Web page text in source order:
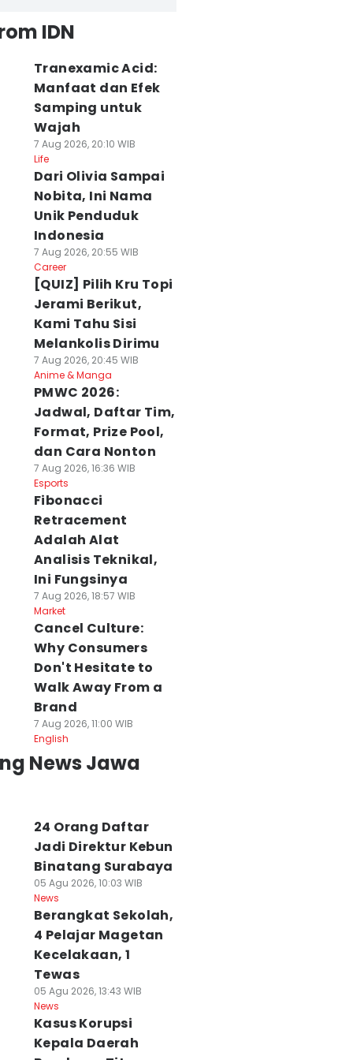
IDN
Tranexamic Acid:
Manfaat dan Efek
Samping untuk
Wajah
7 Aug 2026, 20:10 WIB
Life
Dari Olivia Sampai
Nobita, Ini Nama
Unik Penduduk
Indonesia
7 Aug 2026, 20:55 WIB
Career
[QUIZ] Pilih Kru Topi
Jerami Berikut,
Kami Tahu Sisi
Melankolis Dirimu
7 Aug 2026, 20:45 WIB
Anime & Manga
PMWC 2026:
Jadwal, Daftar Tim,
Format, Prize Pool,
dan Cara Nonton
7 Aug 2026, 16:36 WIB
Esports
Fibonacci
Retracement
Adalah Alat
Analisis Teknikal,
Ini Fungsinya
7 Aug 2026, 18:57 WIB
Market
Cancel Culture:
Why Consumers
Don't Hesitate to
Walk Away From a
Brand
7 Aug 2026, 11:00 WIB
English
News Jawa
24 Orang Daftar
Jadi Direktur Kebun
Binatang Surabaya
05 Agu 2026, 10:03 WIB
News
Berangkat Sekolah,
4 Pelajar Magetan
Kecelakaan, 1
Tewas
05 Agu 2026, 13:43 WIB
News
Kasus Korupsi
Kepala Daerah